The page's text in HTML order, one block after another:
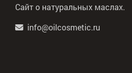
Сайт о натуральных маслах.
info@oilcosmetic.ru